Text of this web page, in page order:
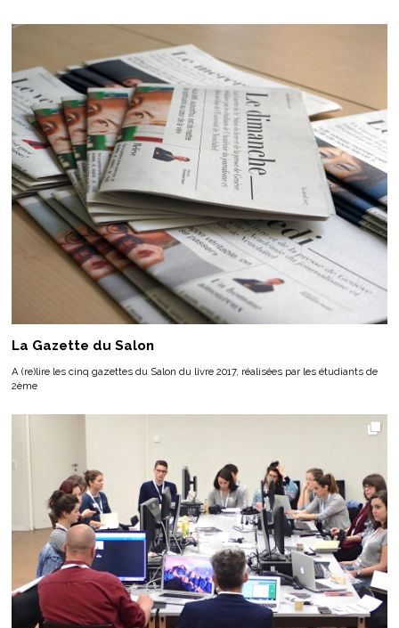
La Gazette du Salon
A (re)lire les cinq gazettes du Salon du livre 2017, réalisées par les étudiants de
2ème